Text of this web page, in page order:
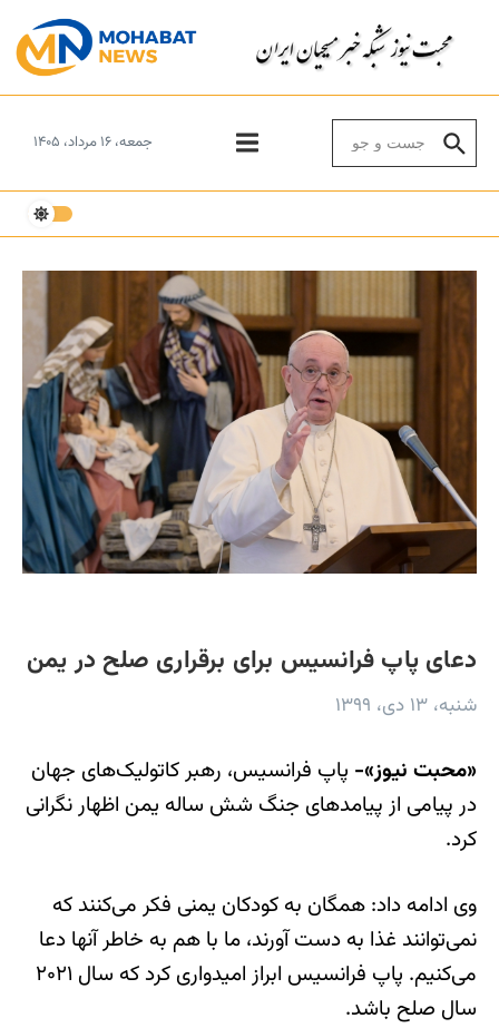
جمعه، ۱۶ مرداد، ۱۴۰۵
دعای پاپ فرانسیس برای برقراری صلح در یمن
شنبه، ۱۳ دی، ۱۳۹۹
«محبت نیوز»- پاپ فرانسیس، رهبر کاتولیک‌های جهان
در پیامی از پیامدهای جنگ شش ساله یمن اظهار نگرانی
کرد.
وی ادامه داد: همگان به کودکان یمنی فکر می‌کنند که
نمی‌توانند غذا به دست آورند، ما با هم به خاطر آنها دعا
می‌کنیم. پاپ فرانسیس ابراز امیدواری کرد که سال ۲۰۲۱
سال صلح باشد.